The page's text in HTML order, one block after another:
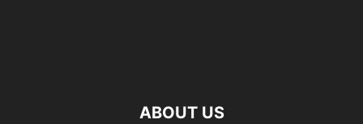
ABOUT US